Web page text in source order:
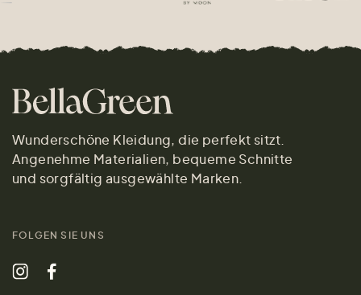
Wunderschöne Kleidung, die perfekt sitzt.
Angenehme Materialien, bequeme Schnitte
und sorgfältig ausgewählte Marken.
FOLGEN SIE UNS